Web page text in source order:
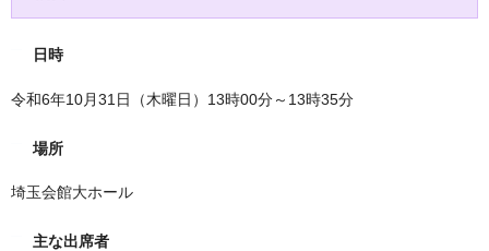
日時
令和6年10月31日（木曜日）13時00分～13時35分
場所
埼玉会館大ホール
主な出席者